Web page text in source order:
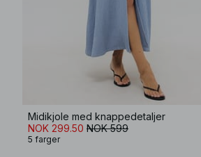
Midikjole med knappedetaljer
NOK 299.50 NOK 599
5 farger